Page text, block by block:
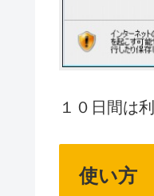
１０日間は
使い方